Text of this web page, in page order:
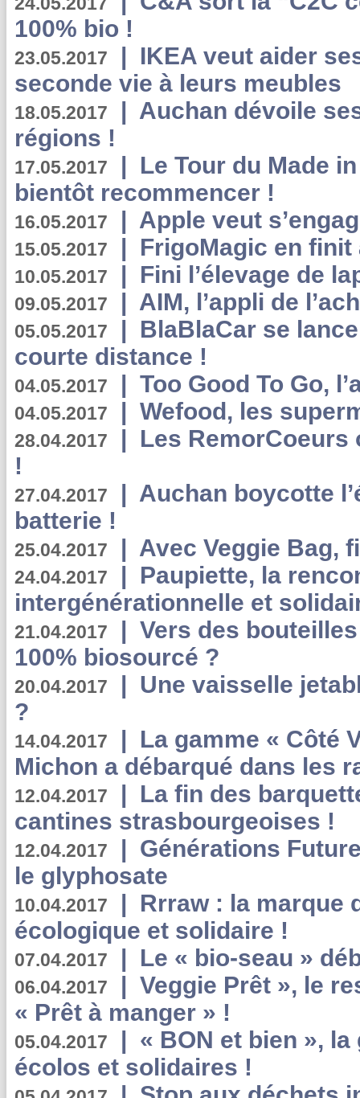
100% bio !
23.05.2017 | IKEA veut aider
seconde vie à leurs meubles
18.05.2017 | Auchan dévoile
régions !
17.05.2017 | Le Tour du Made
bientôt recommencer !
16.05.2017 | Apple veut
15.05.2017 | FrigoMagic en
10.05.2017 | Fini l’élevage de
09.05.2017 | AIM, l’appli de
05.05.2017 | BlaBlaCar se
courte distance !
04.05.2017 | Too Good To Go,
04.05.2017 | Wefood, les
28.04.2017 | Les RemorCoeurs
!
27.04.2017 | Auchan boycotte
batterie !
25.04.2017 | Avec Veggie Bag,
24.04.2017 | Paupiette, la
intergénérationnelle et
21.04.2017 | Vers des
100% biosourcé ?
20.04.2017 | Une vaisselle
?
14.04.2017 | La gamme « Côté
Michon a débarqué dans les
12.04.2017 | La fin des
cantines strasbourgeoises !
12.04.2017 | Générations
le glyphosate
10.04.2017 | Rrraw : la marque
écologique et solidaire !
07.04.2017 | Le « bio-seau »
06.04.2017 | Veggie Prêt », le
« Prêt à manger » !
05.04.2017 | « BON et bien »,
écolos et solidaires !